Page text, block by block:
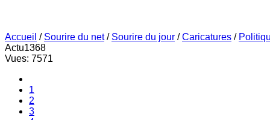
Accueil / Sourire du net / Sourire du jour /Caricatures /
Actu1368
Vues: 7571
1
2
3